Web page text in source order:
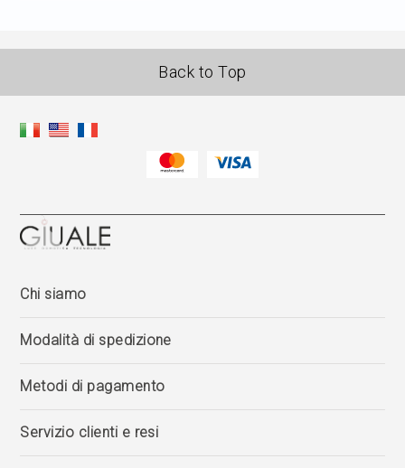
Back to Top
Chi siamo
Modalità di spedizione
Metodi di pagamento
Servizio clienti e resi